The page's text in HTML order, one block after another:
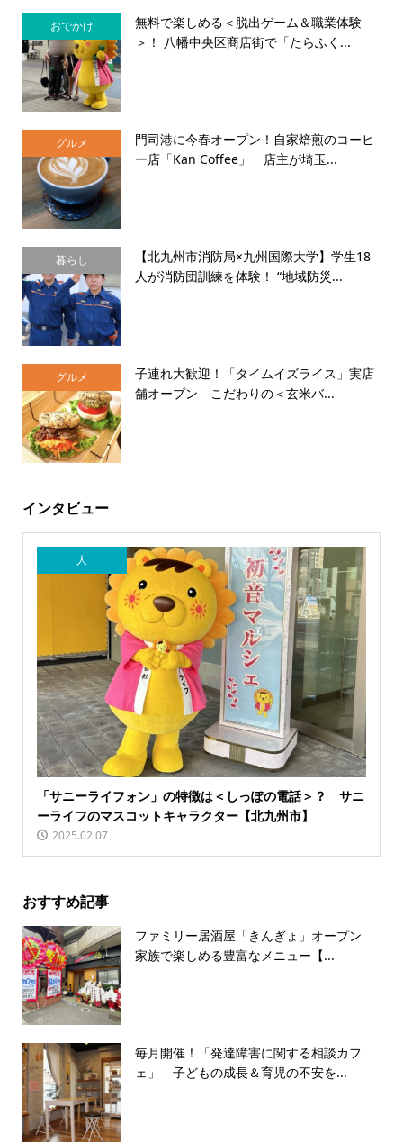
おでかけ
無料で楽しめる＜脱出ゲーム＆職業体験
＞！ 八幡中央区商店街で「たらふく...
グルメ
門司港に今春オープン！自家焙煎のコーヒ
ー店「Kan Coffee」 店主が埼玉...
暮らし
【北九州市消防局×九州国際大学】学生18
人が消防団訓練を体験！ “地域防災...
グルメ
子連れ大歓迎！「タイムイズライス」実店
舗オープン こだわりの＜玄米バ...
インタビュー
人
「サニーライフォン」の特徴は＜しっぽの電話＞？ サニ
ーライフのマスコットキャラクター【北九州市】
2025.02.07
おすすめ記事
ファミリー居酒屋「きんぎょ」オープン
家族で楽しめる豊富なメニュー【...
毎月開催！「発達障害に関する相談カフ
ェ」 子どもの成長＆育児の不安を...